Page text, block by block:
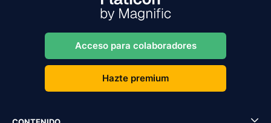
Acceso para colaboradores
Hazte premium